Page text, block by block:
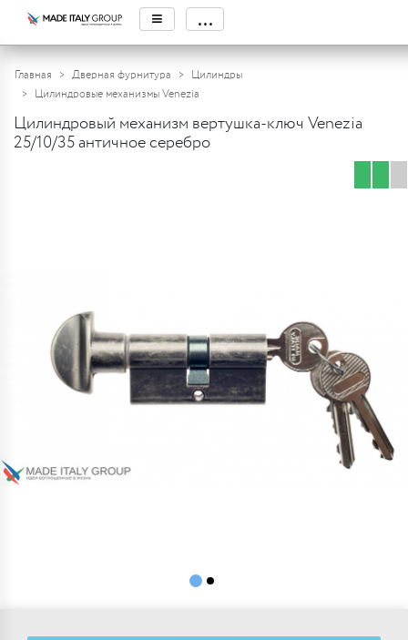
≡ ...
Главная Дверная фурнитура
Цилиндры
Цилиндровые механизмы Venezia
Цилиндровый механизм вертушка-ключ Venezia
25/10/35 античное серебро